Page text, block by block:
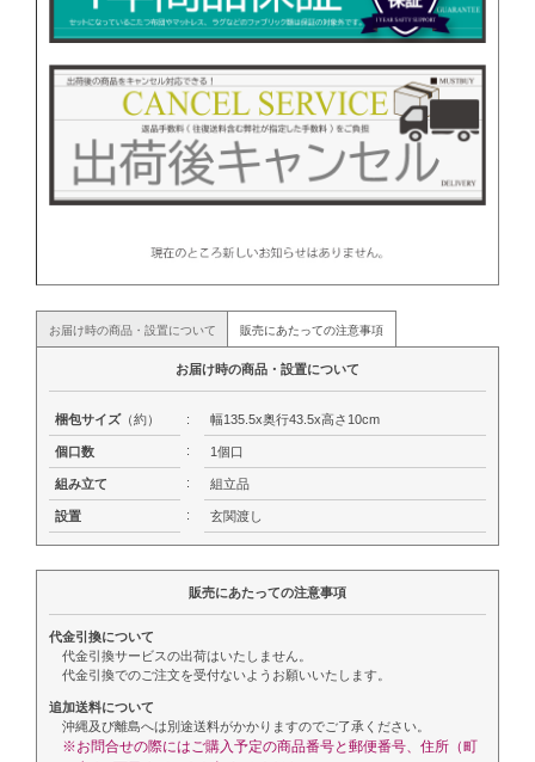
お届け時の商品・設置について 販売にあたっての注意事項
お届け時の商品・設置について
梱包サイズ（約） : 幅135.5x奥行43.5x高さ10cm
個口数 : 1個口
組み立て : 組立品
設置 : 玄関渡し
販売にあたっての注意事項
代金引換について
代金引換サービスの出荷はいたしません。
代金引換でのご注文を受付ないようお願いいたします。
追加送料について
沖縄及び離島へは別途送料がかかりますのでご了承ください。
※お問合せの際にはご購入予定の商品番号と郵便番号、住所（町